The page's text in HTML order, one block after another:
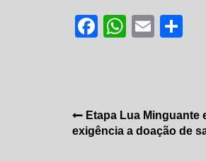
Facebook
Email
Navegação
de
Etapa Lua Minguante
exigência a doação de